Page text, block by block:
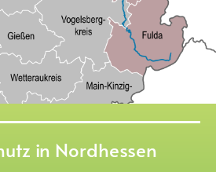
in Nordhessen